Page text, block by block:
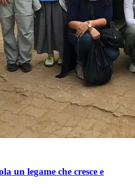
un legame che cresce e